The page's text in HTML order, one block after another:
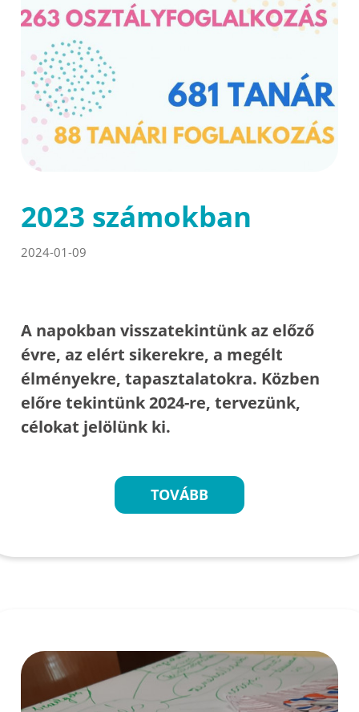
2023 számokban
2024-01-09
A napokban visszatekintünk az előző
évre, az elért sikerekre, a megélt
élményekre, tapasztalatokra. Közben
előre tekintünk 2024-re, tervezünk,
célokat jelölünk ki.
TOVÁBB